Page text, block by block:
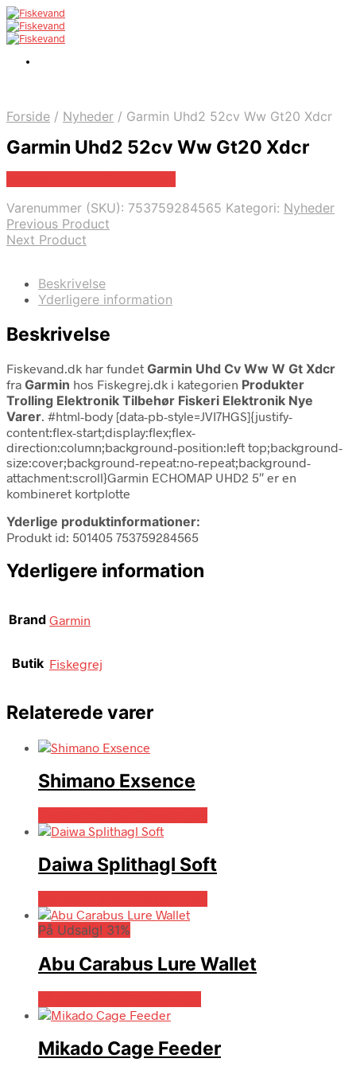
Forside / Nyheder / Garmin Uhd2 52cv Ww Gt20 Xdcr
Garmin Uhd2 52cv Ww Gt20 Xdcr
Varenummer (SKU): 753759284565 Kategori: Nyheder
Previous Product
Next Product
Beskrivelse
Yderligere information
Beskrivelse
Fiskevand.dk har fundet Garmin Uhd Cv Ww W Gt Xdcr
fra Garmin hos Fiskegrej.dk i kategorien Produkter
Trolling Elektronik Tilbehør Fiskeri Elektronik Nye
Varer. #html-body [data-pb-style=JVI7HGS]{justify-
content:flex-start;display:flex;flex-
direction:column;background-position:left top;background-
size:cover;background-repeat:no-repeat;background-
attachment:scroll}Garmin ECHOMAP UHD2 5″ er en
kombineret kortplotte
Yderlige produktinformationer:
Produkt id: 501405 753759284565
Yderligere information
Brand Garmin
Butik Fiskegrej
Relaterede varer
Shimano Exsence
Daiwa Splithagl Soft
På Udsalg! 31%
Abu Carabus Lure Wallet
Mikado Cage Feeder